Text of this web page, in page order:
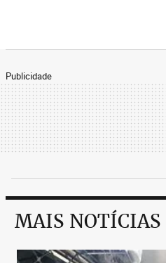
Publicidade
MAIS NOTÍCIAS